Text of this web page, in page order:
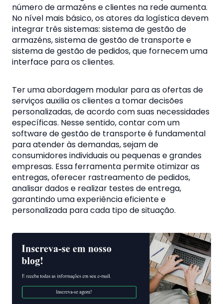
número de armazéns e clientes na rede aumenta.
No nível mais básico, os atores da logística devem
integrar três sistemas: sistema de gestão de
armazéns, sistema de gestão de transporte e
sistema de gestão de pedidos, que fornecem uma
interface para os clientes.
Ter uma abordagem modular para as ofertas de
serviços auxilia os clientes a tomar decisões
personalizadas, de acordo com suas necessidades
específicas. Nesse sentido, contar com um
software de gestão de transporte é fundamental
para atender às demandas, sejam de
consumidores individuais ou pequenas e grandes
empresas. Essa ferramenta permite otimizar as
entregas, oferecer rastreamento de pedidos,
analisar dados e realizar testes de entrega,
garantindo uma experiência eficiente e
personalizada para cada tipo de situação.